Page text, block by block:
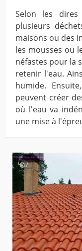
Selon les
plusieurs
maisons ou des
les mousses ou
néfastes pour la
retenir l'eau.
humide.
peuvent créer
où l'eau va
une mise à